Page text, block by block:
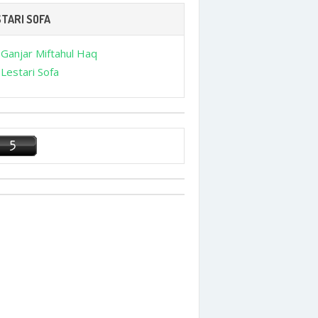
SOFA
Ganjar Miftahul Haq
Lestari Sofa